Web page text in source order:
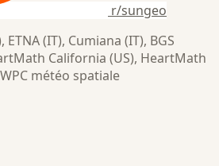
r/sungeo
(IT), Cumiana (IT), BGS
California (US), HeartMath
météo spatiale